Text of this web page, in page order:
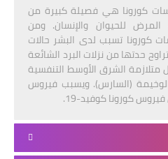
كورونا هي فصيلة كبيرة من
للحيوان والإنسان. ومن
كورونا تسبب لدى البشر حالات
حدتها من نزلات البرد الشائعة
متلازمة الشرق الأوسط التنفسية
الوخيمة (السارس). ويسبب فيروس
كورونا كوفيد-19.